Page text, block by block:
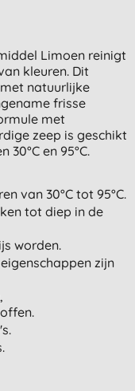
Limoen reinigt
kleuren. Dit
natuurlijke
frisse
met
zeep is geschikt
en 95°C.
van 30°C tot 95°C.
tot diep in de
worden.
zijn